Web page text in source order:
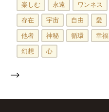
楽しむ
永遠 ワンネス
存在
宇宙 自由 愛
他者
神秘 循環 幸福
幻想
心
-->